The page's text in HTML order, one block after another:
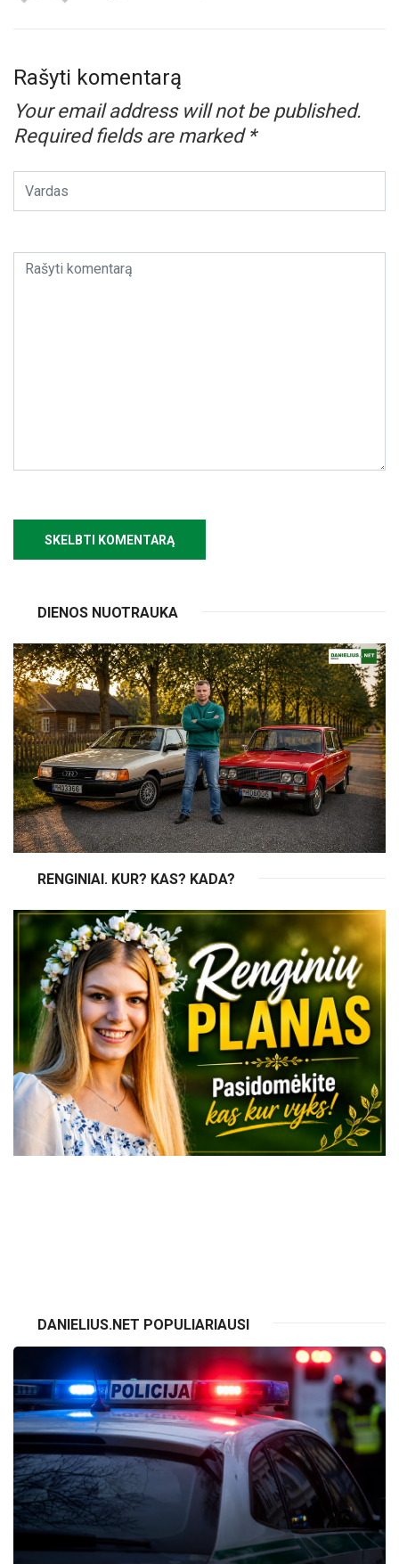
Rašyti komentarą
Your email address will not be published.
Required fields are marked *
DIENOS NUOTRAUKA
RENGINIAI. KUR? KAS? KADA?
DANIELIUS.NET POPULIARIAUSI